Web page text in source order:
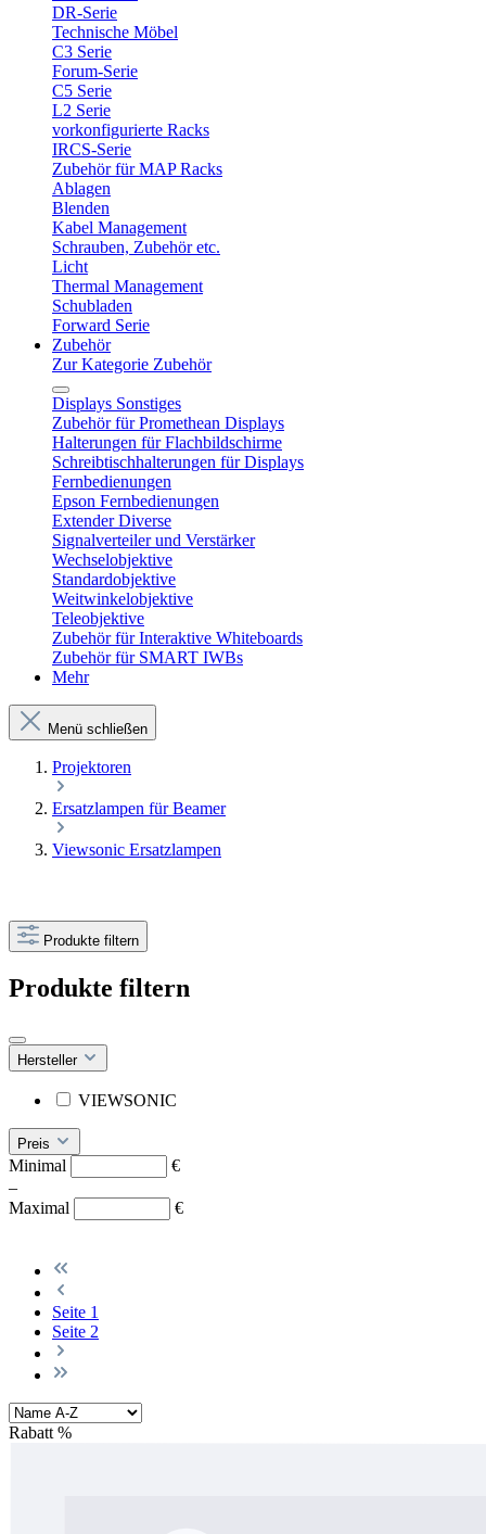
DR-Serie
Technische Möbel
C3 Serie
Forum-Serie
C5 Serie
L2 Serie
vorkonfigurierte Racks
IRCS-Serie
Zubehör für MAP Racks
Ablagen
Blenden
Kabel Management
Schrauben, Zubehör etc.
Licht
Thermal Management
Schubladen
Forward Serie
Zubehör
Zur Kategorie Zubehör
Displays Sonstiges
Zubehör für Promethean Displays
Halterungen für Flachbildschirme
Schreibtischhalterungen für Displays
Fernbedienungen
Epson Fernbedienungen
Extender Diverse
Signalverteiler und Verstärker
Wechselobjektive
Standardobjektive
Weitwinkelobjektive
Teleobjektive
Zubehör für Interaktive Whiteboards
Zubehör für SMART IWBs
Mehr
Menü schließen
Projektoren
Ersatzlampen für Beamer
Viewsonic Ersatzlampen
Produkte filtern
Produkte filtern
Hersteller
VIEWSONIC
Preis
Minimal
€
–
Maximal
€
Seite 1
Seite 2
Rabatt %